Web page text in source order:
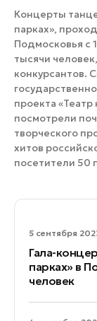
5 сентября
Гала-
парках» в
человек
Концерты
парках»,
Подмосковья с
тысячи
конкурсантов.
проекта «Театр
посмотрели
творческого
хитов
посетители 50